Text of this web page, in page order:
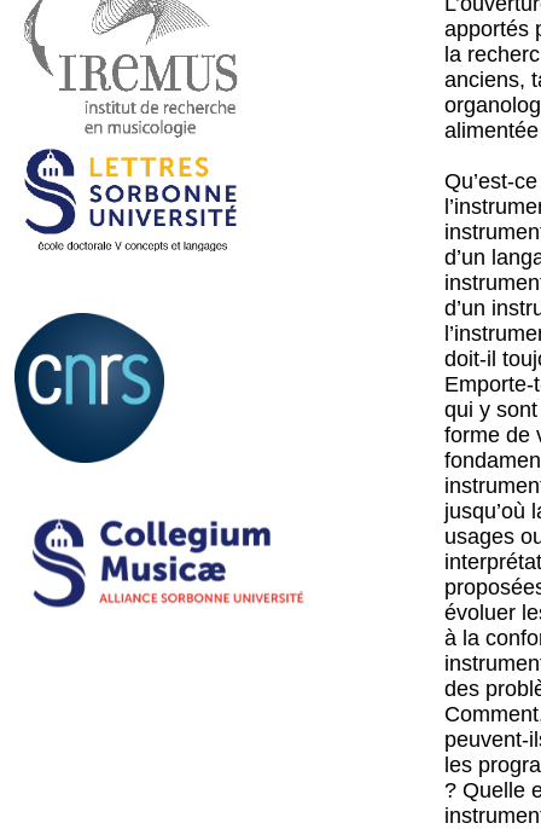
apportés
la
anciens,
Qu’est-
d’un
d’un
doit-il
Emporte-
qui y
forme de
jusqu’où
usages
évoluer
à la
des
peuvent-
les
? Quelle